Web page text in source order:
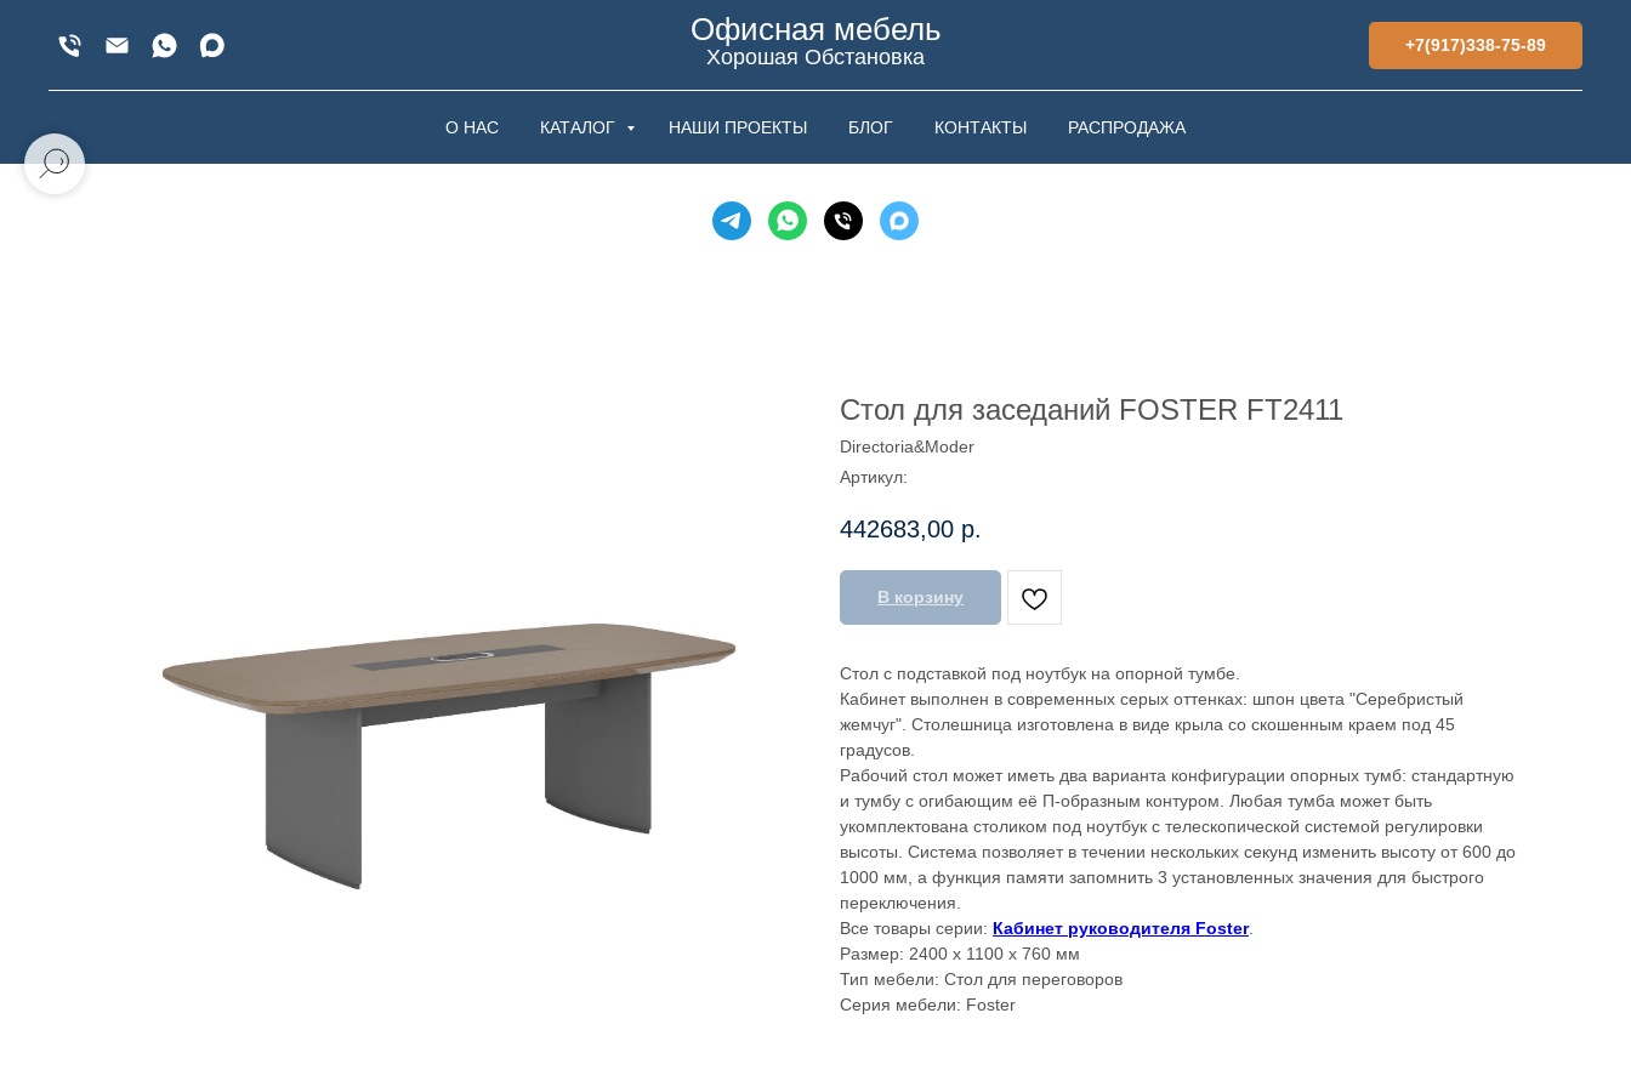
Офисная мебель
Хорошая Обстановка +7(917)338-75-89
О НАС КАТАЛОГ НАШИ ПРОЕКТЫ БЛОГ КОНТАКТЫ РАСПРОДАЖА
Стол для заседаний FOSTER FT2411
Directoria&Moder
Артикул:
442683,00 р.
В корзину
Стол с подставкой под ноутбук на опорной тумбе.
Кабинет выполнен в современных серых оттенках: шпон цвета "Серебристый
жемчуг". Столешница изготовлена в виде крыла со скошенным краем под 45
градусов.
Рабочий стол может иметь два варианта конфигурации опорных тумб: стандартную
и тумбу с огибающим её П-образным контуром. Любая тумба может быть
укомплектована столиком под ноутбук с телескопической системой регулировки
высоты. Система позволяет в течении нескольких секунд изменить высоту от 600 до
1000 мм, а функция памяти запомнить 3 установленных значения для быстрого
переключения.
Все товары серии: Кабинет руководителя Foster.
Размер: 2400 х 1100 х 760 мм
Тип мебели: Стол для переговоров
Серия мебели: Foster